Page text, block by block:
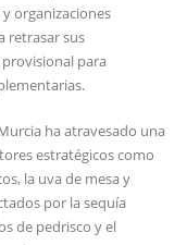
organizaciones
retrasar sus
para
ha atravesado una
estratégicos como
la uva de mesa y
por la sequía
de pedrisco y el